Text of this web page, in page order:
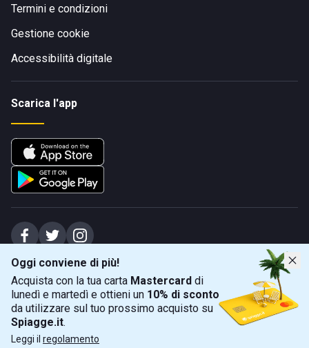
Oggi conviene di più!
Acquista con la tua carta Mastercard di
lunedì e martedì e ottieni un 10% di sconto
da utilizzare sul tuo prossimo acquisto su
Spiagge.it.
Leggi il regolamento
Termini e condizioni
Gestione cookie
Accessibilità digitale
Scarica l'app
Spiagge Srl - Sede legale: Via Marecchiese 48, 47923 Rimini (RN), IT -
capitale sociale Euro 31245,57 - Iscritta al registro delle imprese di Rimini
Sede operativa: Via Flaminia 180, 47924 Rimini (RN), IT
+39 0541 772375
info@spiagge.it - p.i./c.f. 04536640404
© 2026 Spiagge Srl. Tutti i diritti riservati.